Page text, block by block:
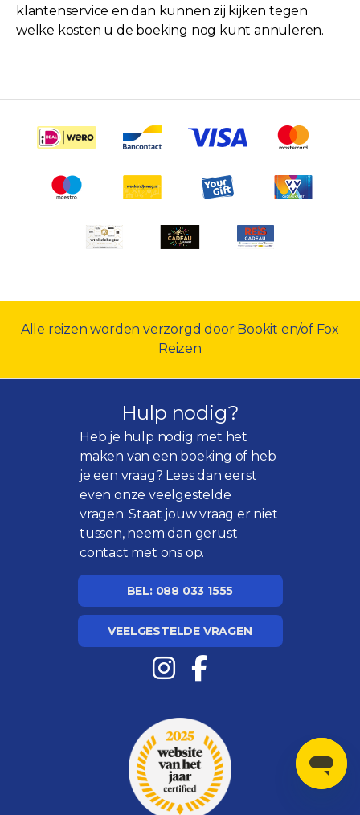
klantenservice en dan kunnen zij kijken tegen
welke kosten u de boeking nog kunt annuleren.
Alle reizen worden verzorgd door Bookit en/of Fox
Reizen
Hulp nodig?
Heb je hulp nodig met het
maken van een boeking of heb
je een vraag? Lees dan eerst
even onzeveelgestelde
vragen. Staat jouw vraag er niet
tussen, neem dan gerust
contact met ons op.
BEL: 088 033 1555
VEELGESTELDE VRAGEN